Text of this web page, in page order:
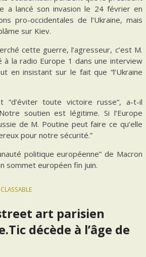
a lancé son invasion le 24 février en
pro-occidentales de l’Ukraine, mais
sur Kiev.
cette guerre, l’agresseur, c’est M.
à la radio Europe 1 dans une interview
en insistant sur le fait que “l’Ukraine
“d’éviter toute victoire russe“, a-t-il
soutien est légitime. Si l’Europe
de M. Poutine peut faire ce qu’elle
pour notre sécurité.”
politique européenne” de Macron
sommet européen fin juin.
art parisien
décède à l’âge de